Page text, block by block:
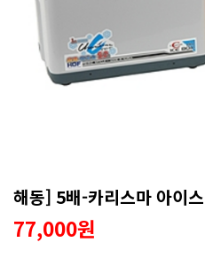
해동] 5배-카리스마 아이
77,000원